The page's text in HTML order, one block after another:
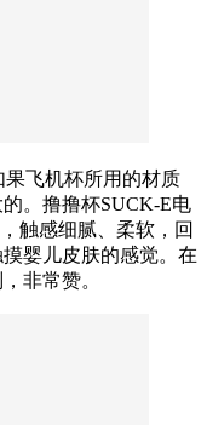
飞机杯所用的材质
。撸撸杯SUCK-E电
触感细腻、柔软，回
婴儿皮肤的感觉。在
非常赞。